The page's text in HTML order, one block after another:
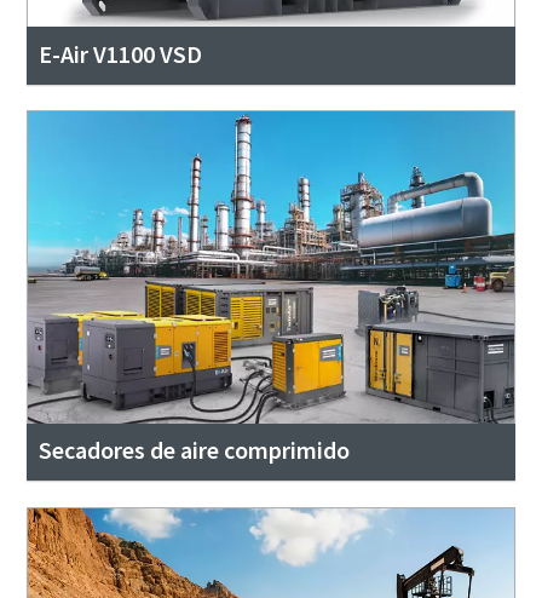
E-Air V1100 VSD
Secadores de aire comprimido